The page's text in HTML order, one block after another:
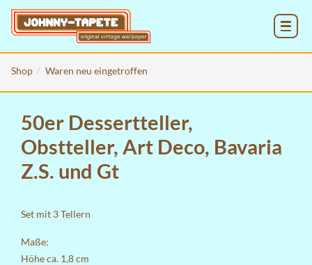
Shop Waren neu eingetroffen
50er Dessertteller,
Obstteller, Art Deco, Bavaria
Z.S. und Gt
Set mit 3 Tellern
Maße:
Höhe ca. 1,8 cm